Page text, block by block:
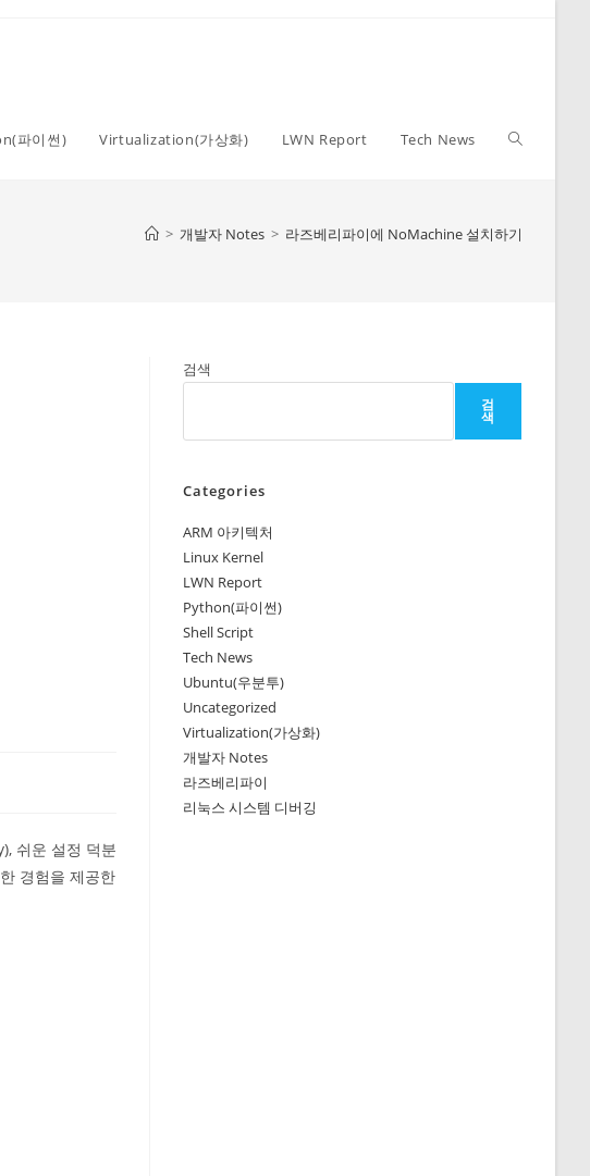
파이썬) Virtualization(가상화) LWN Report Tech News Toggle
> 개발자 Notes > 라즈베리파이에 NoMachine 설치하기
쉬운 설정 덕분
경험을 제공한
검색
검
색
Categories
ARM 아키텍처
Linux Kernel
LWN Report
Python(파이썬)
Shell Script
Tech News
Ubuntu(우분투)
Uncategorized
Virtualization(가상화)
개발자 Notes
라즈베리파이
리눅스 시스템 디버깅